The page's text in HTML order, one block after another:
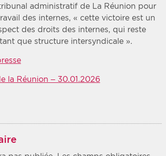
administratif de La Réunion pour
des internes, « cette victoire est un
des droits des internes, qui reste
que structure intersyndicale ».
la Réunion – 30.01.2026